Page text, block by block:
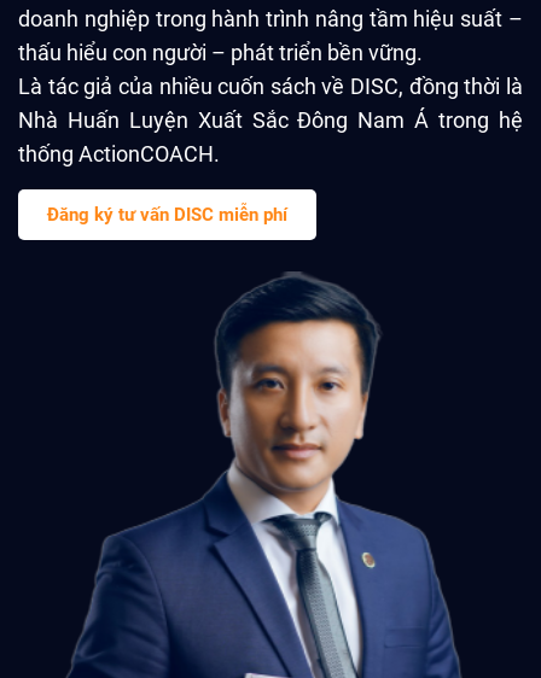
doanh nghiệp trong hành trình nâng tầm hiệu suất –
thấu hiểu con người – phát triển bền vững.
Là tác giả của nhiều cuốn sách về DISC, đồng thời là
Nhà Huấn Luyện Xuất Sắc Đông Nam Á trong hệ
thống ActionCOACH.
Đăng ký tư vấn DISC miễn phí